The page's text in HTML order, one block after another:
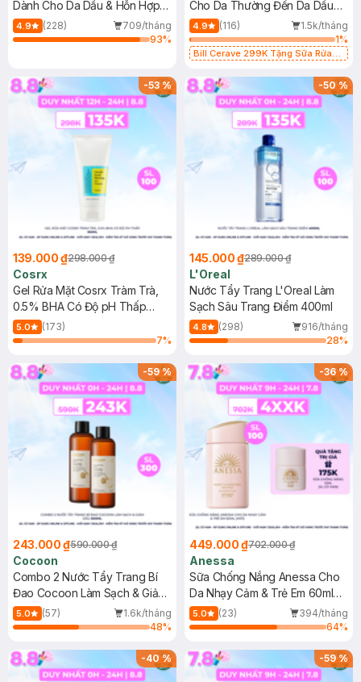
Dành Cho Da Dầu & Hỗn Hợp
500ml
4.9 (228)
709/tháng
93%
Cho Da Thường Đến Da Dầu
473ml
4.9 (116)
1.5k/tháng
1%
Bill Cerave 299K Tặng Sữa Rửa
-53%
139.000 ₫298.000 ₫
Cosrx
Gel Rửa Mặt Cosrx Tràm Trà,
0.5% BHA Có Độ pH Thấp
150ml
5.0
(173)
7%
-50%
145.000 ₫289.000 ₫
L'Oreal
Nước Tẩy Trang L'Oreal Làm
Sạch Sâu Trang Điểm 400ml
4.8 (298)
916/tháng
28%
-59%
243.000 ₫590.000 ₫
Cocoon
Combo 2 Nước Tẩy Trang Bí
Đao Cocoon Làm Sạch & Giảm
Dầu 500ml
5.0 (57)
1.6k/tháng
48%
-36%
449.000 ₫702.000 ₫
Anessa
Sữa Chống Nắng Anessa Cho
Da Nhạy Cảm & Trẻ Em 60ml
(Mới)
5.0 (23)
394/tháng
64%
-40% -59%